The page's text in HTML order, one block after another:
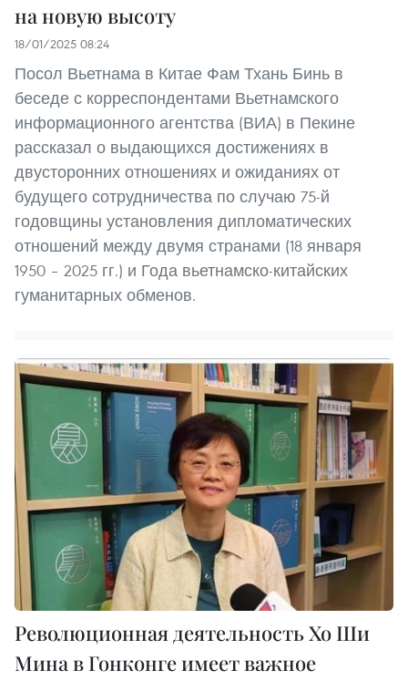
на новую высоту
18/01/2025 08:24
Посол Вьетнама в Китае Фам Тхань Бинь в
беседе с корреспондентами Вьетнамского
информационного агентства (ВИА) в Пекине
рассказал о выдающихся достижениях в
двусторонних отношениях и ожиданиях от
будущего сотрудничества по случаю 75-й
годовщины установления дипломатических
отношений между двумя странами (18 января
1950 – 2025 гг.) и Года вьетнамско-китайских
гуманитарных обменов.
Революционная деятельность Хо Ши
Мина в Гонконге имеет важное